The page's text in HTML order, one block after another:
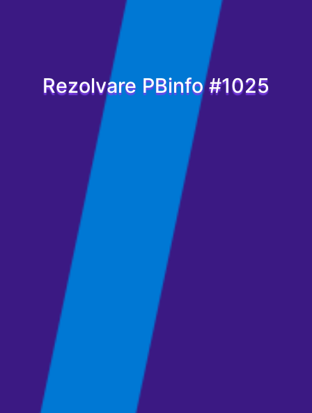
Rezolvare PBinfo #1025